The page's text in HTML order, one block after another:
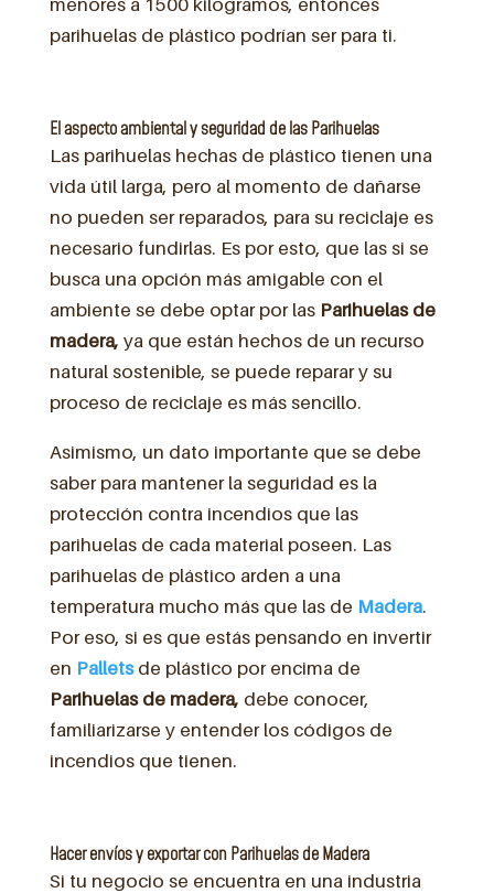
parihuelas de plástico podrían ser para ti.
El aspecto ambiental y seguridad de las Parihuelas
Las parihuelas hechas de plástico tienen una
vida útil larga, pero al momento de dañarse
no pueden ser reparados, para su reciclaje es
necesario fundirlas. Es por esto, que las si se
busca una opción más amigable con el
ambiente se debe optar por las Parihuelas de
madera, ya que están hechos de un recurso
natural sostenible, se puede reparar y su
proceso de reciclaje es más sencillo.
Asimismo, un dato importante que se debe
saber para mantener la seguridad es la
protección contra incendios que las
parihuelas de cada material poseen. Las
parihuelas de plástico arden a una
temperatura mucho más que las de Madera.
Por eso, si es que estás pensando en invertir
en Pallets de plástico por encima de
Parihuelas de madera, debe conocer,
familiarizarse y entender los códigos de
incendios que tienen.
Hacer envíos y exportar con Parihuelas de Madera
Si tu negocio se encuentra en una industria